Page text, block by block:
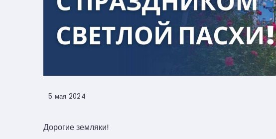
5 мая 2024
Дорогие земляки!